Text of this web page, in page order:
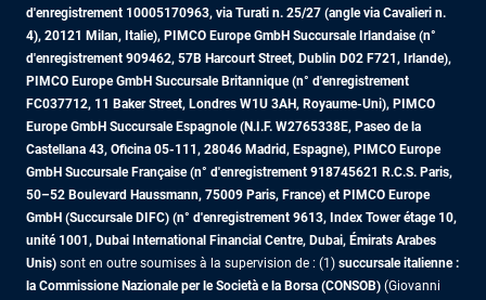
d'enregistrement 10005170963, via Turati n. 25/27 (angle via Cavalieri n.
4), 20121 Milan, Italie), PIMCO Europe GmbH Succursale Irlandaise (n°
d'enregistrement 909462, 57B Harcourt Street, Dublin D02 F721, Irlande),
PIMCO Europe GmbH Succursale Britannique (n° d'enregistrement
FC037712, 11 Baker Street, Londres W1U 3AH, Royaume-Uni), PIMCO
Europe GmbH Succursale Espagnole (N.I.F. W2765338E, Paseo de la
Castellana 43, Oficina 05-111, 28046 Madrid, Espagne), PIMCO Europe
GmbH Succursale Française (n° d'enregistrement 918745621 R.C.S. Paris,
50–52 Boulevard Haussmann, 75009 Paris, France) et PIMCO Europe
GmbH (Succursale DIFC) (n° d'enregistrement 9613, Index Tower étage 10,
unité 1001, Dubai International Financial Centre, Dubai, Émirats Arabes
Unis) sont en outre soumises à la supervision de : (1) succursale italienne :
la Commissione Nazionale per le Società e la Borsa (CONSOB) (Giovanni